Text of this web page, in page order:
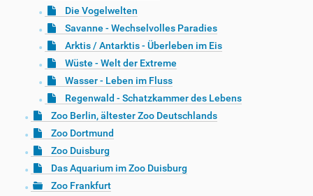
Die Vogelwelten
Savanne - Wechselvolles Paradies
Arktis / Antarktis - Überleben im Eis
Wüste - Welt der Extreme
Wasser - Leben im Fluss
Regenwald - Schatzkammer des Lebens
Zoo Berlin, ältester Zoo Deutschlands
Zoo Dortmund
Zoo Duisburg
Das Aquarium im Zoo Duisburg
Zoo Frankfurt